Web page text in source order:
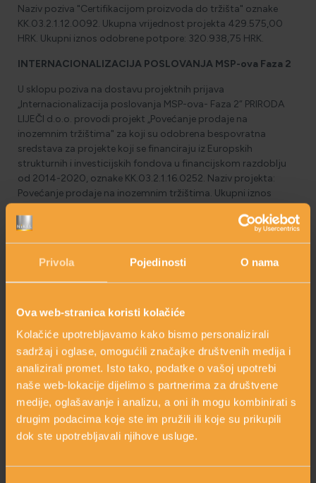
Privola Pojedinosti O nama
Ova web-stranica koristi kolačiće
Kolačiće upotrebljavamo kako bismo personalizirali
sadržaj i oglase, omogućili značajke društvenih medija i
analizirali promet. Isto tako, podatke o vašoj upotrebi
naše web-lokacije dijelimo s partnerima za društvene
medije, oglašavanje i analizu, a oni ih mogu kombinirati s
drugim podacima koje ste im pružili ili koje su prikupili
dok ste upotrebljavali njihove usluge.
MORE, SUNCE I KLIMA: KAKO OBNOVITI KOŽU NAKON
DANA NA PLAŽI?
TREBALI ZABORAVITI KOŽU ISPOD VRATA?
Naziv poziva "Certifikacijom proizvoda do tržišta" oznake
KK.03.2.1.12.0092. Ukupna vrijednost projekta 429.575,00
HRK. Ukupni iznos odobrene potpore: 320.938,75 HRK.
INTERNACIONALIZACIJA POSLOVANJA MSP-ova Faza 2
U sklopu poziva na dostavu projektnih prijava
„Internacionalizacija poslovanja MSP-ova- Faza 2“ PRIRODA
LIJEČI d.o.o. provodi projekt „Povećanje prodaje na
inozemnim tržištima" za koji su odobrena bespovratna
sredstava za projekte koji se financiraju iz Europskih
strukturnih i investicijskih fondova u financijskom razdoblju
od 2014-2020, oznake KK.03.2.1.16.0252. Naziv projekta:
Povećanje prodaje na inozemnim tržištima. Ukupni iznos
230.218,25 HRK
. Trajanje projekta: 01.11.2019.-01.02.2021.
IKT – (2)
komunikacijske tehnologije (IKT) - 2“ PRIRODA LIJEČI d.o.o.
provodi projekt „Uvođenje ERP-a i podrške prodaji" za koji su
odobrena bespovratna sredstava za projekte koji se
financiraju iz Europskih strukturnih i investicijskih fondova u
financijskom razdoblju od 2014-2020, oznake
KK.03.2.1.19.0633. Naziv projekta:Uvođenje ERP-a i podrške
prodaji . Ukupni iznos projekta:264.161,88 HRK. Ukupni iznos
odobrene potpore:137.364,17 HRK. Trajanje projekta:
01.02.2019.-01.02.2020.